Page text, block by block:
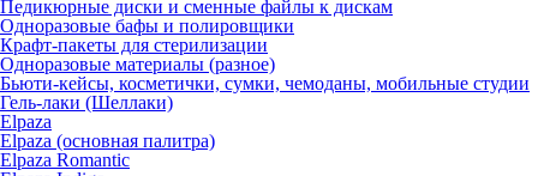
Педикюрные диски и сменные файлы к дискам
Одноразовые бафы и полировщики
Крафт-пакеты для стерилизации
Одноразовые материалы (разное)
Бьюти-кейсы, косметички, сумки, чемоданы, мобильные студии
Гель-лаки (Шеллаки)
Elpaza
Elpaza (основная палитра)
Elpaza Romantic